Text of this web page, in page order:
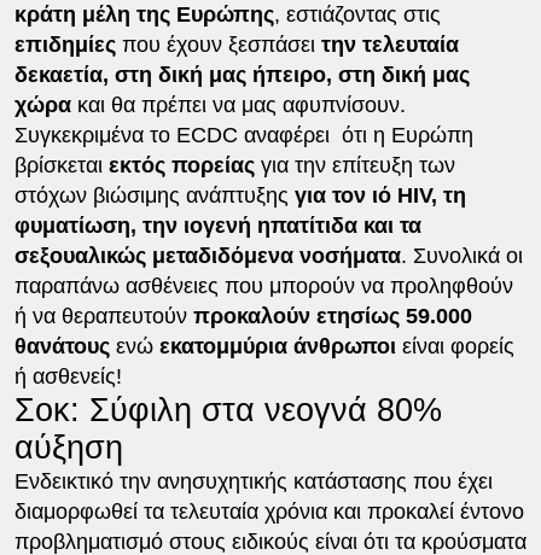
κράτη μέλη της Ευρώπης, εστιάζοντας στις
επιδημίεςπου έχουν ξεσπάσει την τελευταία
δεκαετία, στη δική μας ήπειρο, στη δική μας
χώρακαι θα πρέπει να μας αφυπνίσουν.
Συγκεκριμένα το ECDC αναφέρει ότι η Ευρώπη
βρίσκεται εκτός πορείας για την επίτευξη των
στόχων βιώσιμης ανάπτυξης για τον ιό HIV, τη
φυματίωση, την ιογενή ηπατίτιδα και τα
σεξουαλικώς μεταδιδόμενα νοσήματα. Συνολικά οι
παραπάνω ασθένειες που μπορούν να προληφθούν
ή να θεραπευτούν προκαλούν ετησίως 59.000
θανάτουςενώ εκατομμύρια άνθρωποι είναι φορείς
ή ασθενείς!
Σοκ: Σύφιλη στα νεογνά 80%
αύξηση
Ενδεικτικό την ανησυχητικής κατάστασης που έχει
διαμορφωθεί τα τελευταία χρόνια και προκαλεί έντονο
προβληματισμό στους ειδικούς είναι ότι τα κρούσματα